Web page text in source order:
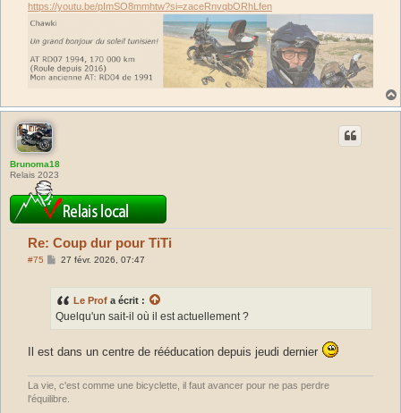
https://youtu.be/pImSO8mmhtw?si=zaceRnvqbORhLfen
Brunoma18
Relais 2023
Re: Coup dur pour TiTi
#75
M
a
g
e
27 févr. 2026, 07:47
Le Prof a écrit :
Quelqu'un sait-il où il est actuellement ?
Il est dans un centre de rééducation depuis jeudi dernier
La vie, c'est comme une bicyclette, il faut avancer pour ne pas perdre
l'équilibre.